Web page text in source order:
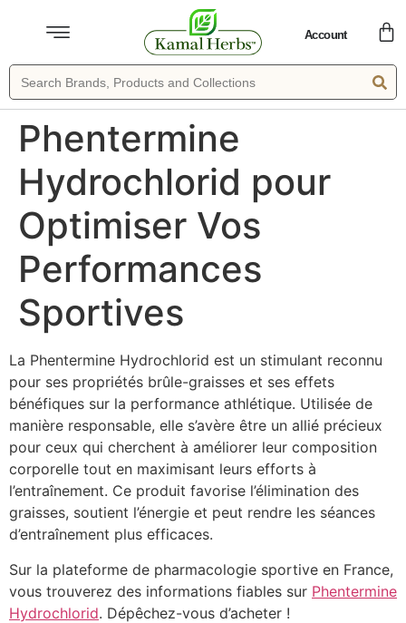
Account
Phentermine
Hydrochlorid pour
Optimiser Vos
Performances
Sportives
La Phentermine Hydrochlorid est un stimulant reconnu
pour ses propriétés brûle-graisses et ses effets
bénéfiques sur la performance athlétique. Utilisée de
manière responsable, elle s’avère être un allié précieux
pour ceux qui cherchent à améliorer leur composition
corporelle tout en maximisant leurs efforts à
l’entraînement. Ce produit favorise l’élimination des
graisses, soutient l’énergie et peut rendre les séances
d’entraînement plus efficaces.
Sur la plateforme de pharmacologie sportive en France,
vous trouverez des informations fiables sur Phentermine
Hydrochlorid. Dépêchez-vous d’acheter !